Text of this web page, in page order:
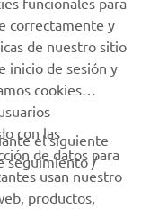
correctamente y
de nuestro sitio
inicio de sesión y
cookies
con las
de datos para
usan nuestro
productos,
el siguiente
seguimiento /